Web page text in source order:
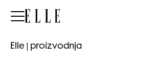
Elle
Elle proizvodnja